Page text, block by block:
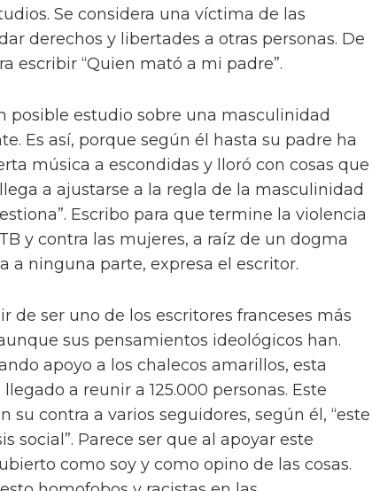
Se considera una víctima de las
derechos y libertades a otras personas. De
escribir “Quien mató a mi padre”.
posible estudio sobre una masculinidad
Es así, porque según él hasta su padre ha
música a escondidas y lloró con cosas que
a ajustarse a la regla de la masculinidad
Escribo para que termine la violencia
y contra las mujeres, a raíz de un dogma
a ninguna parte, expresa el escritor.
de ser uno de los escritores franceses más
sus pensamientos ideológicos han.
apoyo a los chalecos amarillos, esta
a reunir a 125.000 personas. Este
su contra a varios seguidores, según él, “este
social”. Parece ser que al apoyar este
como soy y como opino de las cosas.